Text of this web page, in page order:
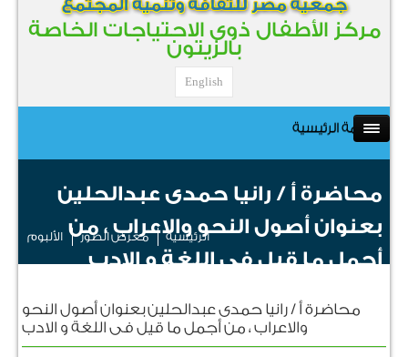
مركز الأطفال ذوى الاحتياجات الخاصة
بالزيتون
English
القائمة الرئيسية
محاضرة أ / رانيا حمدى عبدالحلين
بعنوان أصول النحو والاعراب ، من
أجمل ما قيل فى اللغة و الادب
الرئيسية معرض الصور الألبوم
محاضرة أ / رانيا حمدى عبدالحلين بعنوان أصول النحو
والاعراب ، من أجمل ما قيل فى اللغة و الادب